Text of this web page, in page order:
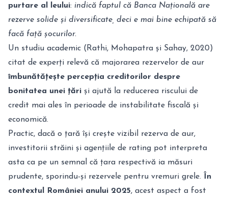
purtare al leului: indică faptul că Banca Națională are
rezerve solide și diversificate, deci e mai bine echipată să
facă față șocurilor.
Un studiu academic (Rathi, Mohapatra și Sahay, 2020)
citat de experți relevă că majorarea rezervelor de aur
îmbunătățește percepția creditorilor despre
bonitatea unei țări și ajută la reducerea riscului de
credit mai ales în perioade de instabilitate fiscală și
economică.
Practic, dacă o țară își crește vizibil rezerva de aur,
investitorii străini și agențiile de rating pot interpreta
asta ca pe un semnal că țara respectivă ia măsuri
prudente, sporindu-și rezervele pentru vremuri grele.
În
contextul României anului 2025, acest aspect a fost